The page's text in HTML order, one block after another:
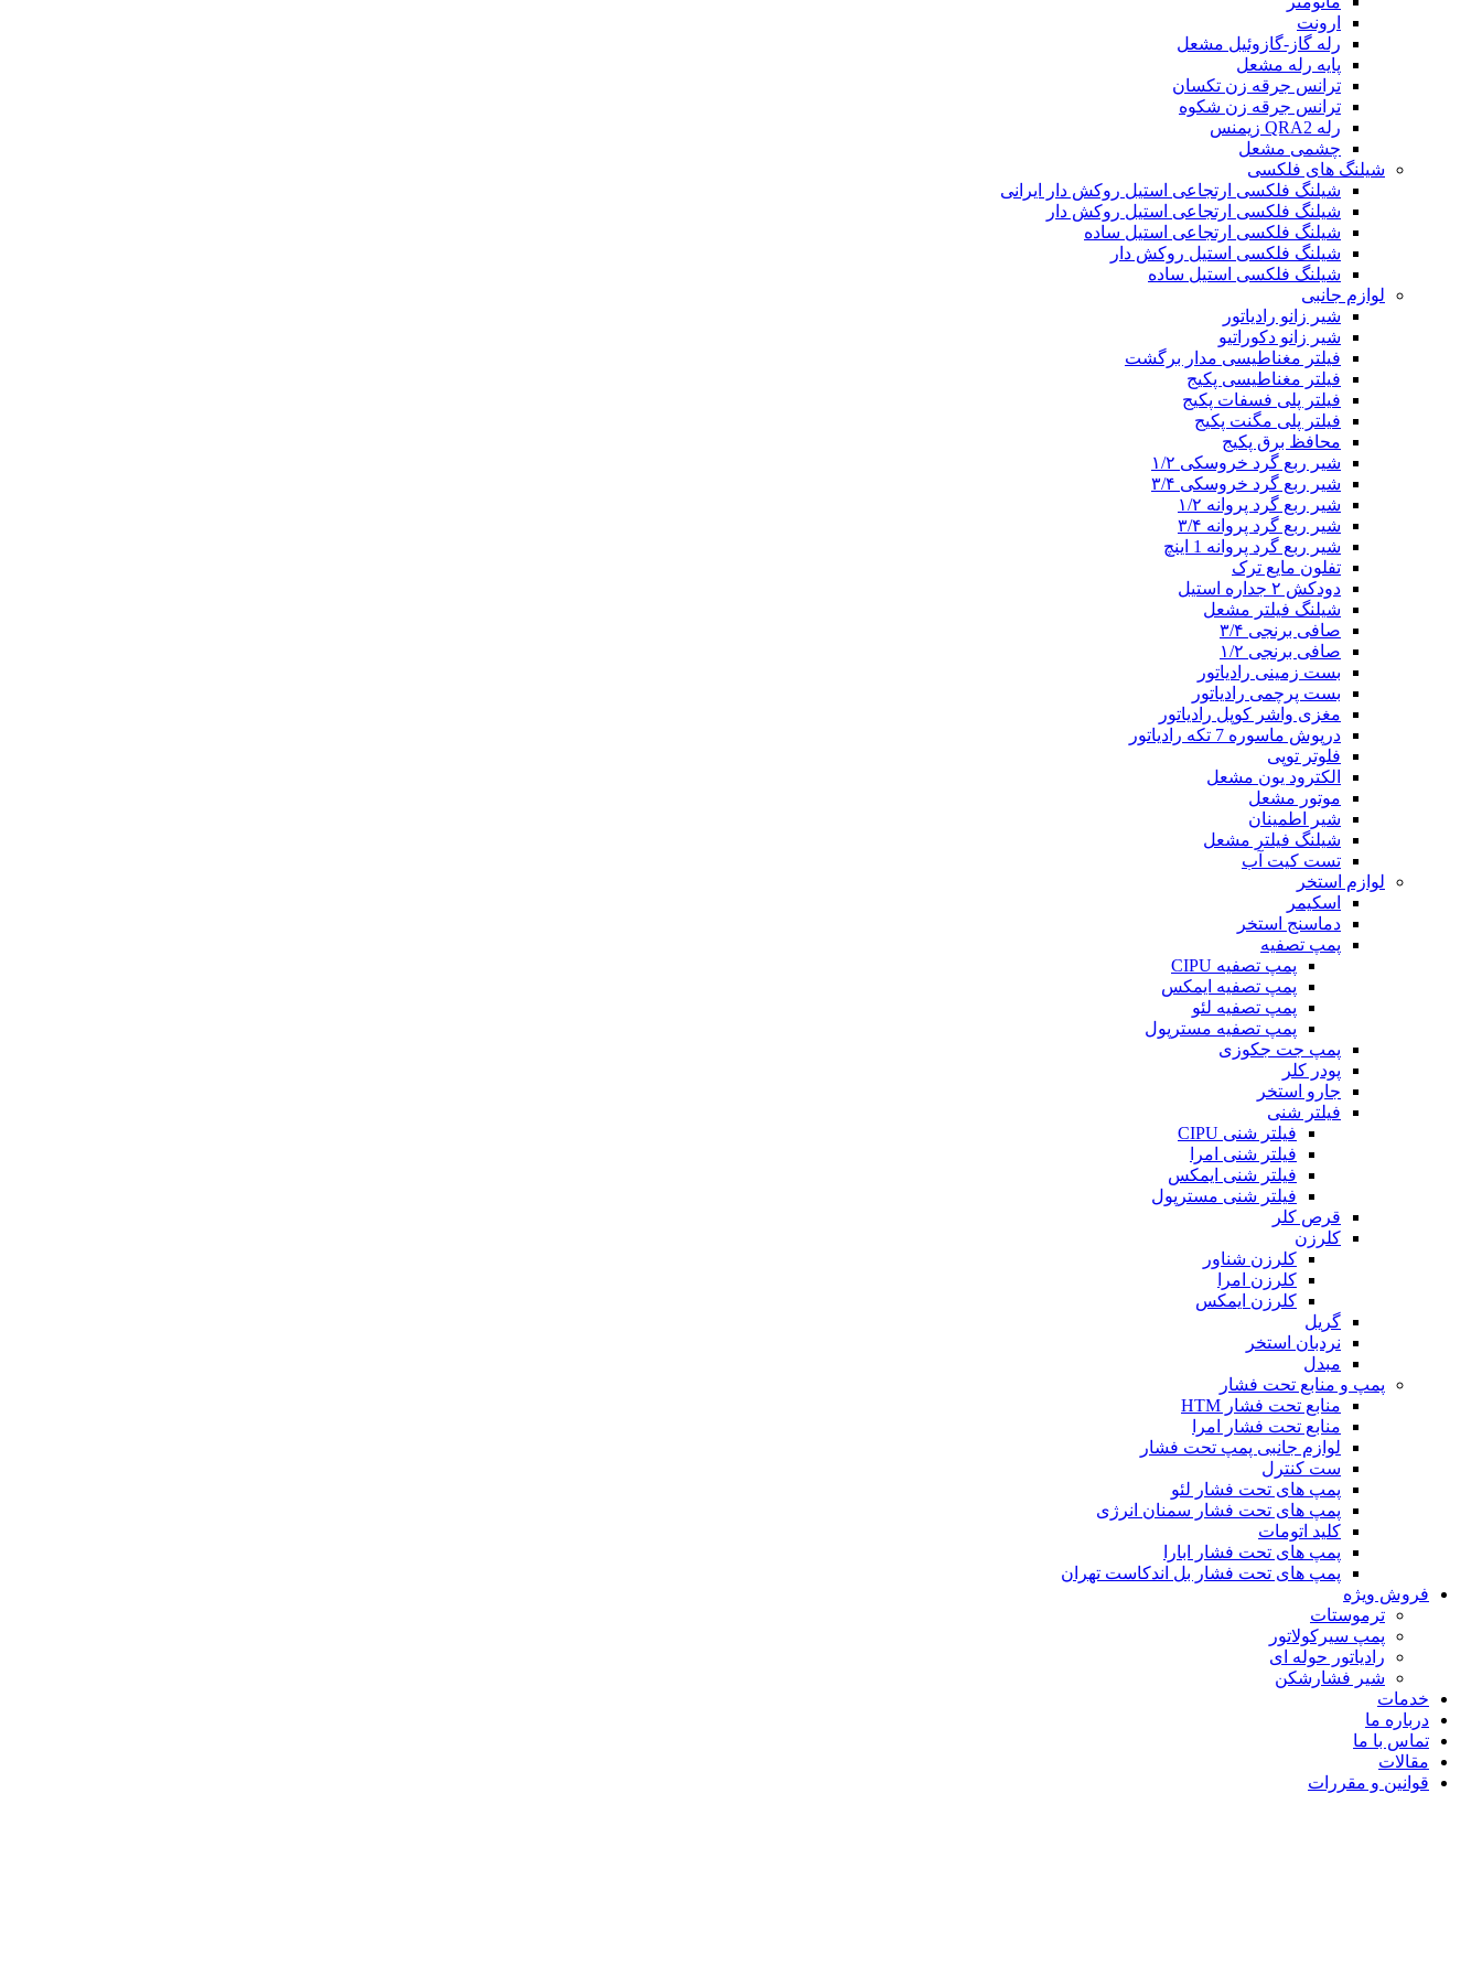
ارونت
رله گاز-گازوئیل مشعل
پایه رله مشعل
ترانس جرقه زن تکسان
ترانس جرقه زن شکوه
رله QRA2 زیمنس
چشمی مشعل
شیلنگ های فلکسی
شیلنگ فلکسی ارتجاعی استیل روکش دار ایرانی
شیلنگ فلکسی ارتجاعی استیل روکش دار
شیلنگ فلکسی ارتجاعی استیل ساده
شیلنگ فلکسی استیل روکش دار
شیلنگ فلکسی استیل ساده
لوازم جانبی
شیر زانو رادیاتور
شیر زانو دکوراتیو
فیلتر مغناطیسی مدار برگشت
فیلتر مغناطیسی پکیج
فیلتر پلی فسفات پکیج
فیلتر پلی مگنت پکیج
محافظ برق پکیج
شیر ربع گرد خروسکی ۱/۲
شیر ربع گرد خروسکی ۳/۴
شیر ربع گرد پروانه ۱/۲
شیر ربع گرد پروانه ۳/۴
شیر ربع گرد پروانه 1 اینچ
تفلون مایع ترک
دودکش ۲ جداره استیل
شیلنگ فیلتر مشعل
صافی برنجی ۳/۴
صافی برنجی ۱/۲
بست زمینی رادیاتور
بست پرچمی رادیاتور
مغزی واشر کوپل رادیاتور
درپوش ماسوره 7 تکه رادیاتور
فلوتر توپی
الکترود یون مشعل
موتور مشعل
شیر اطمینان
شیلنگ فیلتر مشعل
تست کیت آب
لوازم استخر
اسکیمر
دماسنج استخر
پمپ تصفیه
پمپ تصفیه CIPU
پمپ تصفیه ایمکس
پمپ تصفیه لئو
پمپ تصفیه مسترپول
پمپ جت جکوزی
پودر کلر
جارو استخر
فیلتر شنی
فیلتر شنی CIPU
فیلتر شنی امرا
فیلتر شنی ایمکس
فیلتر شنی مسترپول
قرص کلر
کلرزن
کلرزن شناور
کلرزن امرا
کلرزن ایمکس
گریل
نردبان استخر
مبدل
پمپ و منابع تحت فشار
منابع تحت فشار HTM‎
منابع تحت فشار امرا
لوازم جانبی پمپ تحت فشار
ست کنترل
پمپ های تحت فشار لئو
پمپ های تحت فشار سمنان انرژی
کلید اتومات
پمپ های تحت فشار ابارا
پمپ های تحت فشار بل اندکاست تهران
فروش ویژه
ترموستات
پمپ سیرکولاتور
رادیاتور حوله ای
شیر فشارشکن
خدمات
درباره ما
تماس با ما
مقالات
قوانین و مقررات